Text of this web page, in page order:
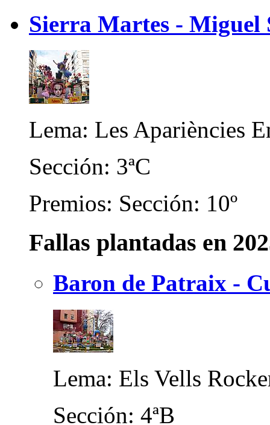
Sierra Martes - Miguel
Lema: Les Apariències
Sección: 3ªC
Premios: Sección: 10º
Fallas plantadas en
Baron de Patraix -
Lema: Els Vells
Sección: 4ªB